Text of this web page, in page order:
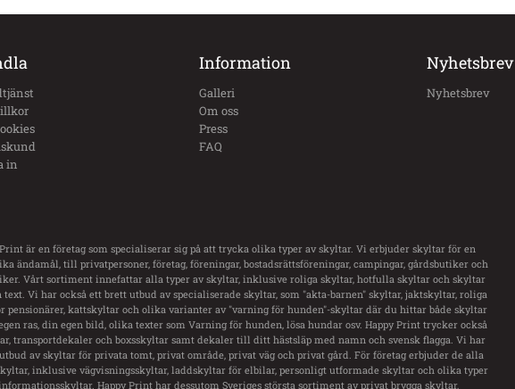
in
Information
Galleri
Om oss
Press
FAQ
Nyhetsbrev
Nyhetsbrev
är en företag som specialiserar sig på att trycka olika typer av skyltar. Vi erbjuder skyltar för en
ändamål, till privatpersoner, företag, föreningar, bostadsrättsföreningar, campingar, gårdsbutiker och
Vårt sortiment innefattar alla typer av skyltar, inklusive roliga skyltar, hotfulla skyltar och skyltar
text. Vi har också ett brett utbud av specialiserade skyltar, som "akta-barnen" skyltar, jaktskyltar, roliga
pensionärer, kattskyltar och olika varianter av "varning för hunden"-skyltar där du hittar både skyltar
ras, din egen bild, olika texter som Varning för hunden, lösa hundar osv. Happy Print trycker också
transportdekaler och boxsskyltar samt dekaler till ditt hästsläp med namn och svensk flagga. Vi har
av skyltar för privata tomt, privat område, privat väg och privat gård. För företag erbjuder de alla
inklusive vägvisningsskyltar, laddskyltar för elbilar, personligt utformade skyltar och olika typer
Happy Print har dessutom Sveriges största sortiment av privat brygga skyltar,